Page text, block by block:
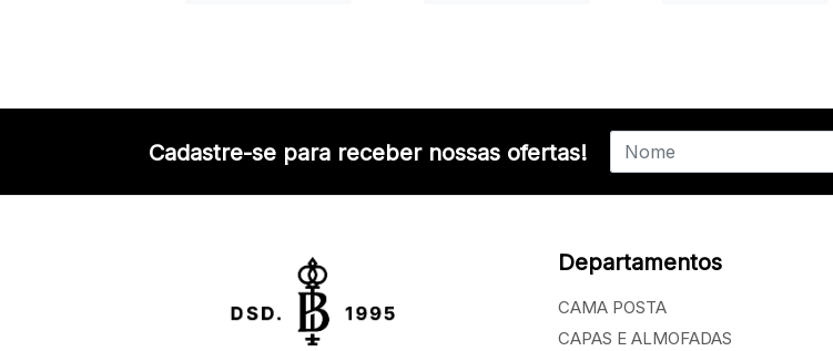
Cadastre-se para receber nossas ofertas!
Departamentos
CAMA POSTA
CAPAS E ALMOFADAS